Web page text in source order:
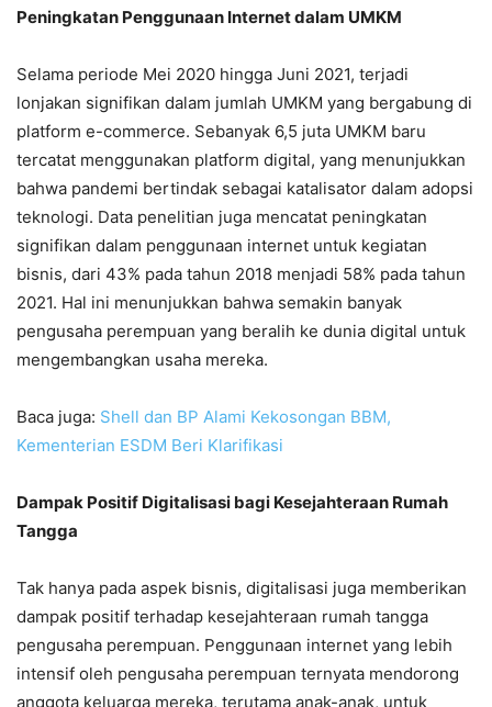
Peningkatan Penggunaan Internet dalam UMKM
Selama periode Mei 2020 hingga Juni 2021, terjadi
lonjakan signifikan dalam jumlah UMKM yang bergabung di
platform e-commerce. Sebanyak 6,5 juta UMKM baru
tercatat menggunakan platform digital, yang menunjukkan
bahwa pandemi bertindak sebagai katalisator dalam adopsi
teknologi. Data penelitian juga mencatat peningkatan
signifikan dalam penggunaan internet untuk kegiatan
bisnis, dari 43% pada tahun 2018 menjadi 58% pada tahun
2021. Hal ini menunjukkan bahwa semakin banyak
pengusaha perempuan yang beralih ke dunia digital untuk
mengembangkan usaha mereka.
Baca juga: Shell dan BP Alami Kekosongan BBM,
Kementerian ESDM Beri Klarifikasi
Dampak Positif Digitalisasi bagi Kesejahteraan Rumah
Tangga
Tak hanya pada aspek bisnis, digitalisasi juga memberikan
dampak positif terhadap kesejahteraan rumah tangga
pengusaha perempuan. Penggunaan internet yang lebih
intensif oleh pengusaha perempuan ternyata mendorong
anggota keluarga mereka, terutama anak-anak, untuk